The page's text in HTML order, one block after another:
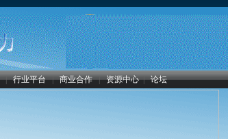
| 行业平台 | 商业合作 | 资源中心 | 论坛